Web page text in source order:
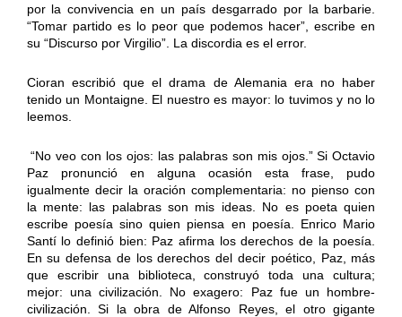
por la convivencia en un país desgarrado por la barbarie.
“Tomar partido es lo peor que podemos hacer”, escribe en
su “Discurso por Virgilio”. La discordia es el error.
Cioran escribió que el drama de Alemania era no haber
tenido un Montaigne. El nuestro es mayor: lo tuvimos y no lo
leemos.
“No veo con los ojos: las palabras son mis ojos.” Si Octavio
Paz pronunció en alguna ocasión esta frase, pudo
igualmente decir la oración complementaria: no pienso con
la mente: las palabras son mis ideas. No es poeta quien
escribe poesía sino quien piensa en poesía. Enrico Mario
Santí lo definió bien: Paz afirma los derechos de la poesía.
En su defensa de los derechos del decir poético, Paz, más
que escribir una biblioteca, construyó toda una cultura;
mejor: una civilización. No exagero: Paz fue un hombre-
civilización. Si la obra de Alfonso Reyes, el otro gigante